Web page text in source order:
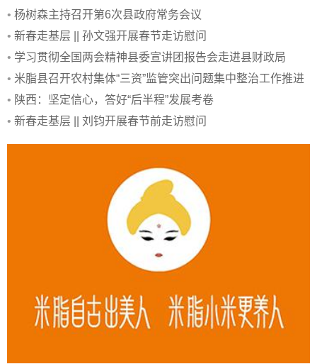
• 杨树森主持召开第6次县政府常务会议
• 新春走基层 || 孙文强开展春节走访慰问
• 学习贯彻全国两会精神县委宣讲团报告会走进县财政局
• 米脂县召开农村集体“三资”监管突出问题集中整治工作推进
会
• 陕西：坚定信心，答好“后半程”发展考卷
• 新春走基层 || 刘钧开展春节前走访慰问